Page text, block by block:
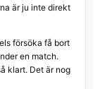
är ju inte direkt
försöka få bort
en match.
klart. Det är nog